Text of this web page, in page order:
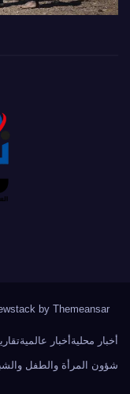
by Themeansar
أخبار محلية أخبار عالمية
شؤون المرأة والطفل